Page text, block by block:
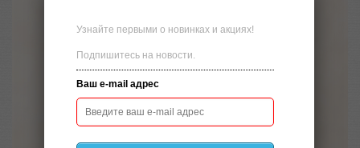
Узнайте первыми о новинках и акциях!
Подпишитесь на новости.
Ваш e-mail адрес